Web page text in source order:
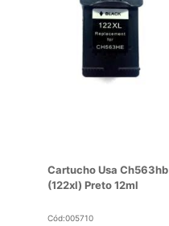
Cartucho Usa Ch563hb
(122xl) Preto 12ml
Cód:005710